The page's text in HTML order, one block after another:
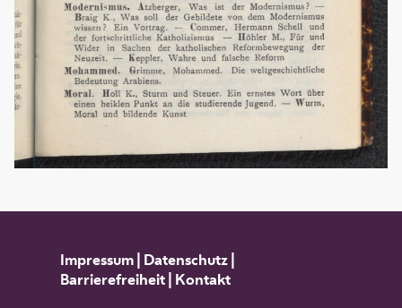
Impressum| Datenschutz|
Barrierefreiheit| Kontakt